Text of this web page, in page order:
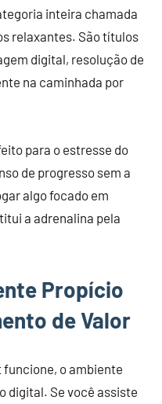
inteira chamada
relaxantes. São títulos
digital, resolução de
na caminhada por
para o estresse do
de progresso sem a
algo focado em
a adrenalina pela
Propício
de Valor
funcione, o ambiente
digital. Se você assiste